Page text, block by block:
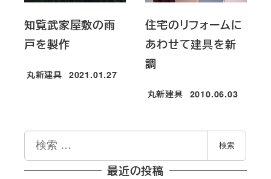
知覧武家屋敷の雨
戸を製作
丸新建具
投稿日
2021.01.27
住宅のリフォームに
あわせて建具を新
調
丸新建具
投稿日
2010.06.03
索
検索
最近の投稿